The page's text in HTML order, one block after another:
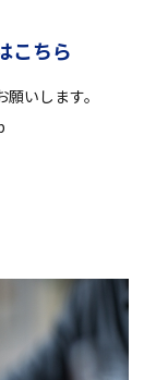
こちら
いします。